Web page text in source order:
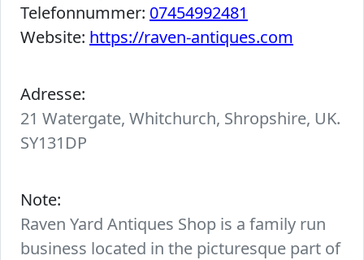
Telefonnummer: 07454992481
Website: https://raven-antiques.com
Adresse:
21 Watergate, Whitchurch, Shropshire, UK.
SY131DP
Note:
Raven Yard Antiques Shop is a family run
business located in the picturesque part of